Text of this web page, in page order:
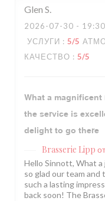
Glen S
2026-07-30 -
УСЛУГИ : 5/5
КАЧЕСТВО : 5/5
What a
the service is
delight to go there
Brasserie Lipp
Hello Sinnott, What
so glad our team
such a lasting
back soon! The